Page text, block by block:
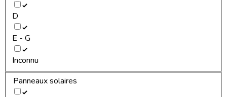
D
E - G
Inconnu
Panneaux solaires